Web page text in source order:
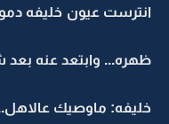
انترست عيون خليفه
ظهره... وابتعد عنه
خليفه: ماوصيك